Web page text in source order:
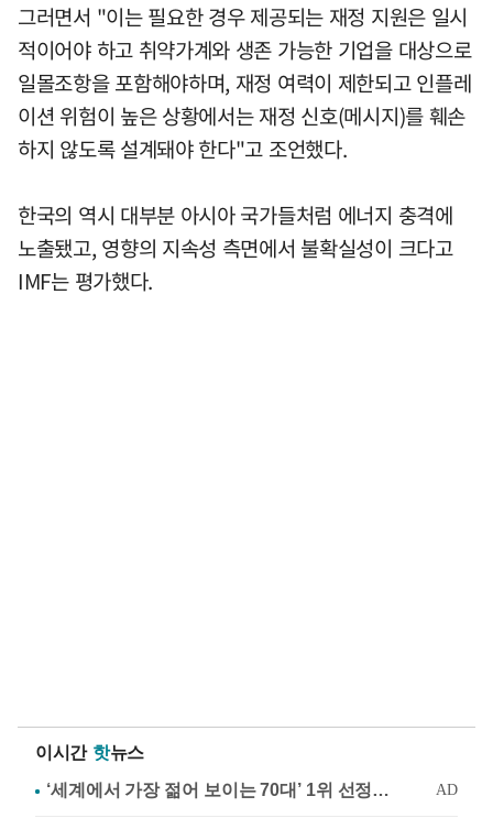
그러면서 "이는 필요한 경우 제공되는 재정 지원은 일시
적이어야 하고 취약가계와 생존 가능한 기업을 대상으로
일몰조항을 포함해야하며, 재정 여력이 제한되고 인플레
이션 위험이 높은 상황에서는 재정 신호(메시지)를 훼손
하지 않도록 설계돼야 한다"고 조언했다.
한국의 역시 대부분 아시아 국가들처럼 에너지 충격에
노출됐고, 영향의 지속성 측면에서 불확실성이 크다고
IMF는 평가했다.
이시간 핫뉴스